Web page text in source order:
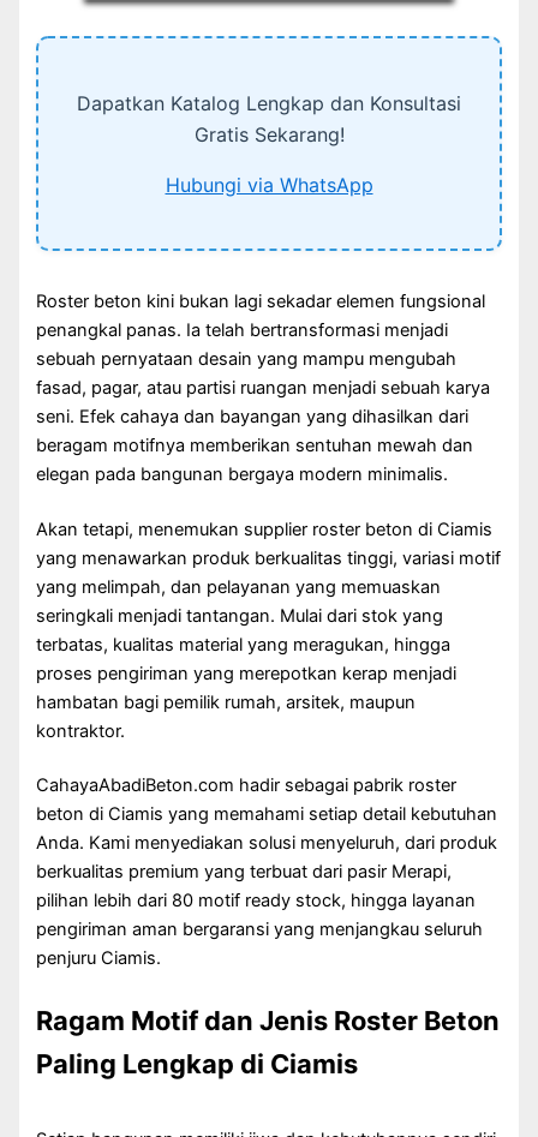
Dapatkan Katalog Lengkap dan Konsultasi
Gratis Sekarang!
Hubungi via WhatsApp
Roster beton kini bukan lagi sekadar elemen fungsional
penangkal panas. Ia telah bertransformasi menjadi
sebuah pernyataan desain yang mampu mengubah
fasad, pagar, atau partisi ruangan menjadi sebuah karya
seni. Efek cahaya dan bayangan yang dihasilkan dari
beragam motifnya memberikan sentuhan mewah dan
elegan pada bangunan bergaya modern minimalis.
Akan tetapi, menemukan supplier roster beton di Ciamis
yang menawarkan produk berkualitas tinggi, variasi motif
yang melimpah, dan pelayanan yang memuaskan
seringkali menjadi tantangan. Mulai dari stok yang
terbatas, kualitas material yang meragukan, hingga
proses pengiriman yang merepotkan kerap menjadi
hambatan bagi pemilik rumah, arsitek, maupun
kontraktor.
CahayaAbadiBeton.com hadir sebagai pabrik roster
beton di Ciamis yang memahami setiap detail kebutuhan
Anda. Kami menyediakan solusi menyeluruh, dari produk
berkualitas premium yang terbuat dari pasir Merapi,
pilihan lebih dari 80 motif ready stock, hingga layanan
pengiriman aman bergaransi yang menjangkau seluruh
penjuru Ciamis.
Ragam Motif dan Jenis Roster Beton
Paling Lengkap di Ciamis